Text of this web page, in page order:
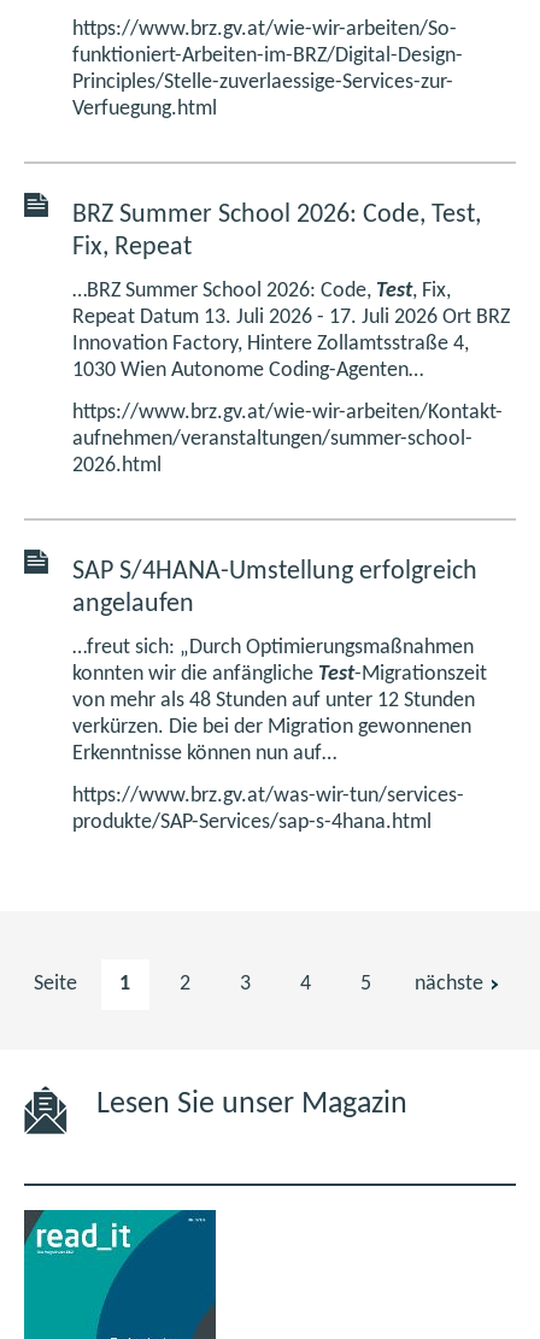
https://www.brz.gv.at/wie-wir-arbeiten/So-
funktioniert-Arbeiten-im-BRZ/Digital-Design-
Principles/Stelle-zuverlaessige-Services-zur-
Verfuegung.html
BRZ Summer School 2026: Code, Test,
Fix, Repeat
…BRZ Summer School 2026: Code, Test, Fix,
Repeat Datum 13. Juli 2026 - 17. Juli 2026 Ort BRZ
Innovation Factory, Hintere Zollamtsstraße 4,
1030 Wien Autonome Coding-Agenten…
https://www.brz.gv.at/wie-wir-arbeiten/Kontakt-
aufnehmen/veranstaltungen/summer-school-
2026.html
SAP S/4HANA-Umstellung erfolgreich
angelaufen
…freut sich: „Durch Optimierungsmaßnahmen
konnten wir die anfängliche Test-Migrationszeit
von mehr als 48 Stunden auf unter 12 Stunden
verkürzen. Die bei der Migration gewonnenen
Erkenntnisse können nun auf…
https://www.brz.gv.at/was-wir-tun/services-
produkte/SAP-Services/sap-s-4hana.html
Seite 1 2 3 4 5 nächste
Lesen Sie unser Magazin